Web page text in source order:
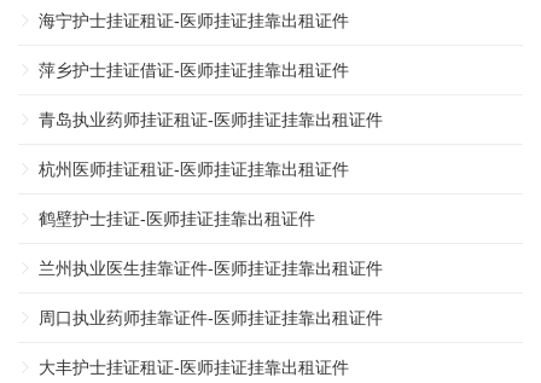
海宁护士挂证租证-医师挂证挂靠出租证件
萍乡护士挂证借证-医师挂证挂靠出租证件
青岛执业药师挂证租证-医师挂证挂靠出租证件
杭州医师挂证租证-医师挂证挂靠出租证件
鹤壁护士挂证-医师挂证挂靠出租证件
兰州执业医生挂靠证件-医师挂证挂靠出租证件
周口执业药师挂靠证件-医师挂证挂靠出租证件
大丰护士挂证租证-医师挂证挂靠出租证件